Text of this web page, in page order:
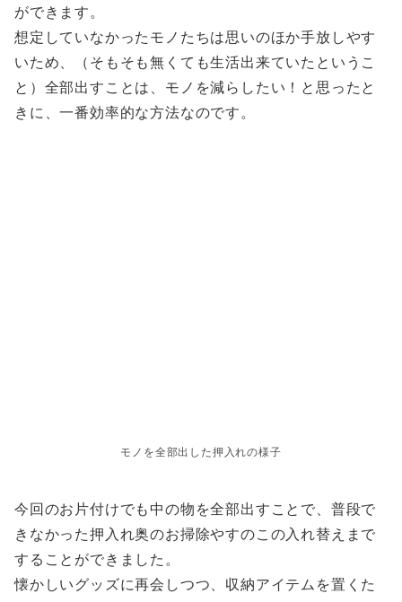
ができます。
想定していなかったモノたちは思いのほか手放しやす
いため、（そもそも無くても生活出来ていたというこ
と）全部出すことは、モノを減らしたい！と思ったと
きに、一番効率的な方法なのです。
モノを全部出した押入れの様子
今回のお片付けでも中の物を全部出すことで、普段で
きなかった押入れ奥のお掃除やすのこの入れ替えまで
することができました。
懐かしいグッズに再会しつつ、収納アイテムを置くた